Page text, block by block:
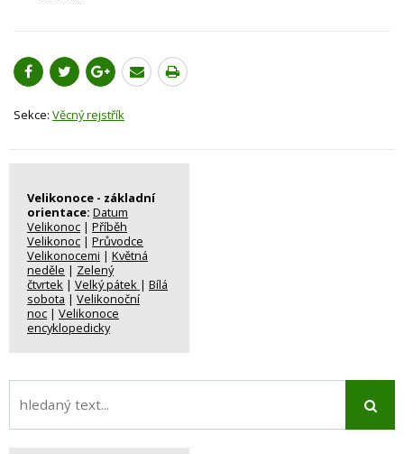
Sekce: Věcný rejstřík
Velikonoce - základní
orientace: Datum
Velikonoc | Příběh
Velikonoc | Průvodce
Velikonocemi | Květná
neděle | Zelený
čtvrtek | Velký pátek | Bílá
sobota | Velikonoční
noc | Velikonoce
encyklopedicky